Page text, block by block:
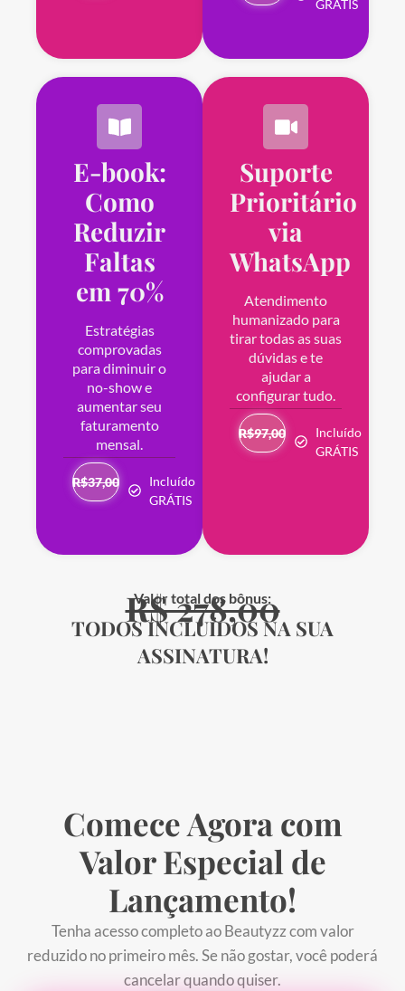
GRÁTIS
E-book:
Como
Reduzir
Faltas
em 70%
Estratégias
comprovadas
para diminuir o
no-show e
aumentar seu
faturamento
mensal.
R$37,00
Incluído
GRÁTIS
Suporte
Prioritário
via
WhatsApp
Atendimento
humanizado para
tirar todas as suas
dúvidas e te
ajudar a
configurar tudo.
R$97,00
Incluído
GRÁTIS
Valor total dos bônus:
R$ 278,00
TODOS INCLUÍDOS NA SUA
ASSINATURA!
Comece Agora com
ValorEspecial de
Lançamento!
Tenha acesso completo ao Beautyzz com valor
reduzido no primeiro mês. Se não gostar, você poderá
cancelar quando quiser.